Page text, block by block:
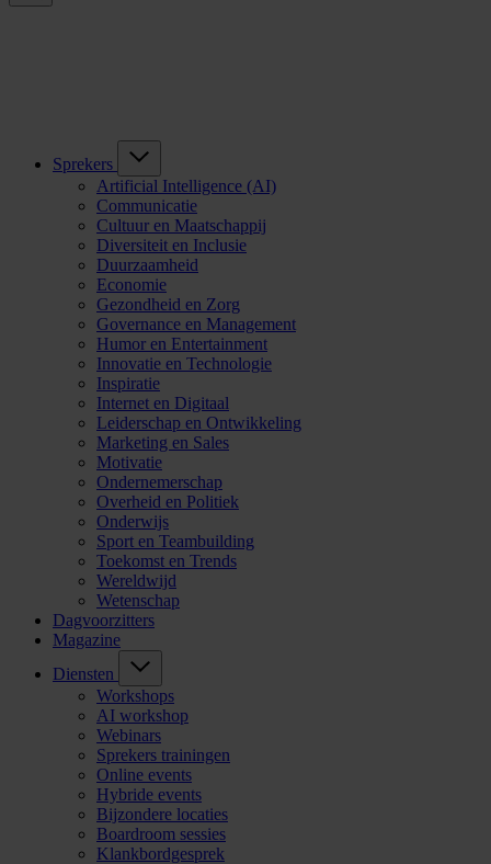
Sprekers
Artificial Intelligence (AI)
Communicatie
Cultuur en Maatschappij
Diversiteit en Inclusie
Duurzaamheid
Economie
Gezondheid en Zorg
Governance en Management
Humor en Entertainment
Innovatie en Technologie
Inspiratie
Internet en Digitaal
Leiderschap en Ontwikkeling
Marketing en Sales
Motivatie
Ondernemerschap
Overheid en Politiek
Onderwijs
Sport en Teambuilding
Toekomst en Trends
Wereldwijd
Wetenschap
Dagvoorzitters
Magazine
Diensten
Workshops
AI workshop
Webinars
Sprekers trainingen
Online events
Hybride events
Bijzondere locaties
Boardroom sessies
Klankbordgesprek